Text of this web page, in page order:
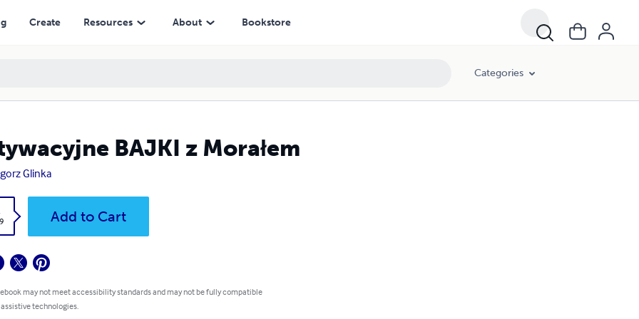
Create Resources About Bookstore
Categories
BAJKI z Morałem
Glinka
Add to Cart
may not meet accessibility standards and may not be fully compatible
technologies.